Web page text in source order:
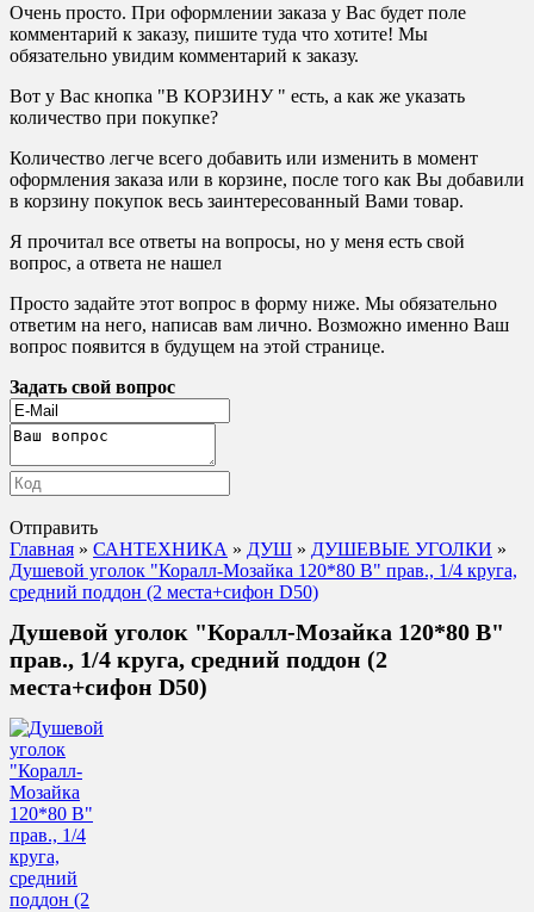
Очень просто. При оформлении заказа у Вас будет поле
комментарий к заказу, пишите туда что хотите! Мы
обязательно увидим комментарий к заказу.
Вот у Вас кнопка "В КОРЗИНУ " есть, а как же указать
количество при покупке?
Количество легче всего добавить или изменить в момент
оформления заказа или в корзине, после того как Вы добавили
в корзину покупок весь заинтересованный Вами товар.
Я прочитал все ответы на вопросы, но у меня есть свой
вопрос, а ответа не нашел
Просто задайте этот вопрос в форму ниже. Мы обязательно
ответим на него, написав вам лично. Возможно именно Ваш
вопрос появится в будущем на этой странице.
Задать свой вопрос
Отправить
Главная » САНТЕХНИКА » ДУШ » ДУШЕВЫЕ УГОЛКИ »
Душевой уголок "Коралл-Мозайка 120*80 В" прав., 1/4 круга,
средний поддон (2 места+сифон D50)
Душевой уголок "Коралл-Мозайка 120*80 В"
прав., 1/4 круга, средний поддон (2
места+сифон D50)